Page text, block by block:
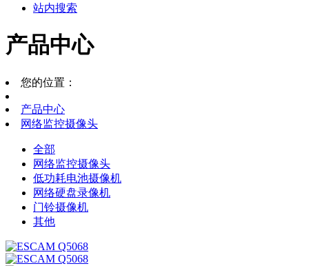
站内搜索
产品中心
您的位置：
产品中心
网络监控摄像头
全部
网络监控摄像头
低功耗电池摄像机
网络硬盘录像机
门铃摄像机
其他